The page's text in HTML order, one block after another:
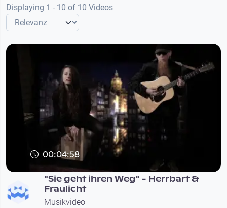
Displaying 1 - 10 of 10 Videos
00:04:58
"Sie geht ihren Weg" - Herrbart &
Fraulicht
Musikvideo